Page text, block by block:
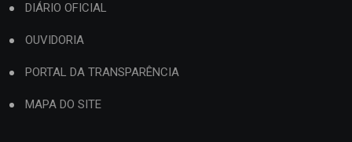
DIÁRIO OFICIAL
OUVIDORIA
PORTAL DA TRANSPARÊNCIA
MAPA DO SITE